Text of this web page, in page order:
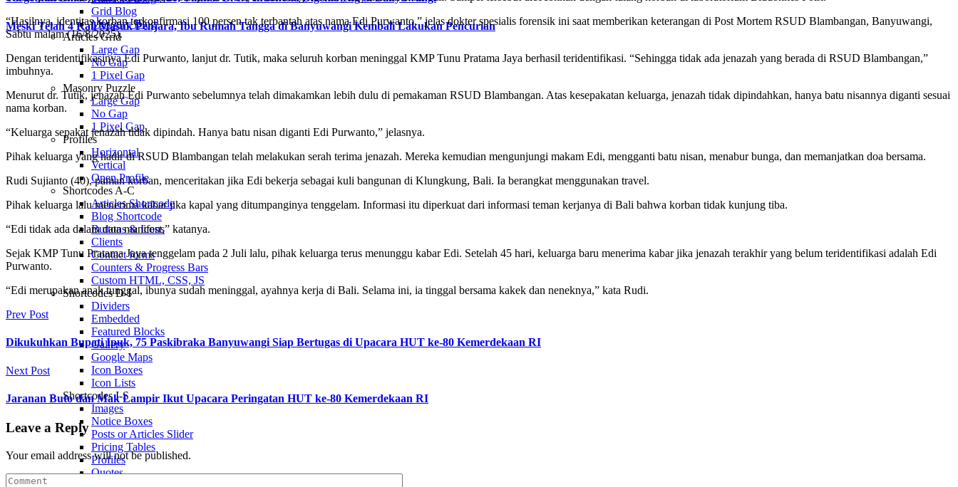
Meski Telah 4 Kali Masuk Penjara, Ibu Rumah Tangga di Banyuwangi Kembali Lakukan Pencurian
Grid Blog
Masonry Blog
Articles Grid
Large Gap
No Gap
1 Pixel Gap
Masonry Puzzle
Large Gap
No Gap
1 Pixel Gap
Profiles
Horizontal
Vertical
Open Profile
Shortcodes A-C
Articles Shortcode
Blog Shortcode
Buttons & Icons
Clients
Contact forms
Counters & Progress Bars
Custom HTML, CSS, JS
Shortcodes D-I
Dividers
Embedded
Featured Blocks
Gallery
Google Maps
Icon Boxes
Icon Lists
Shortcodes I-S
Images
Notice Boxes
Posts or Articles Slider
Pricing Tables
Profiles
Quotes
“Hasilnya, identitas korban terkonfirmasi 100 persen tak terbantah atas nama Edi Purwanto,” jelas dokter spesialis forensik ini saat memberikan keterangan di Post Mortem RSUD Blambangan, Banyuwangi,
Sabtu malam (16/8/2025).
Dengan teridentifikasinya Edi Purwanto, lanjut dr. Tutik, maka seluruh korban meninggal KMP Tunu Pratama Jaya berhasil teridentifikasi. “Sehingga tidak ada jenazah yang berada di RSUD Blambangan,”
imbuhnya.
Menurut dr. Tutik, jenazah Edi Purwanto sebelumnya telah dimakamkan lebih dulu di pemakaman RSUD Blambangan. Atas kesepakatan keluarga, jenazah tidak dipindahkan, hanya batu nisannya diganti sesuai
nama korban.
“Keluarga sepakat jenazah tidak dipindah. Hanya batu nisan diganti Edi Purwanto,” jelasnya.
Pihak keluarga yang hadir di RSUD Blambangan telah melakukan serah terima jenazah. Mereka kemudian mengunjungi makam Edi, mengganti batu nisan, menabur bunga, dan memanjatkan doa bersama.
Rudi Sujianto (40), paman korban, menceritakan jika Edi bekerja sebagai kuli bangunan di Klungkung, Bali. Ia berangkat menggunakan travel.
Pihak keluarga lalu menerima kabar jika kapal yang ditumpanginya tenggelam. Informasi itu diperkuat dari informasi teman kerjanya di Bali bahwa korban tidak kunjung tiba.
“Edi tidak ada dalam data manifest,” katanya.
Sejak KMP Tunu Pratama Jaya tenggelam pada 2 Juli lalu, pihak keluarga terus menunggu kabar Edi. Setelah 45 hari, keluarga baru menerima kabar jika jenazah terakhir yang belum teridentifikasi adalah Edi
Purwanto.
“Edi merupakan anak tunggal, ibunya sudah meninggal, ayahnya kerja di Bali. Selama ini, ia tinggal bersama kakek dan neneknya,” kata Rudi.
Prev Post
Dikukuhkan Bupati Ipuk, 75 Paskibraka Banyuwangi Siap Bertugas di Upacara HUT ke-80 Kemerdekaan RI
Next Post
Jaranan Buto dan Mak Lampir Ikut Upacara Peringatan HUT ke-80 Kemerdekaan RI
Leave a Reply
Your email address will not be published.